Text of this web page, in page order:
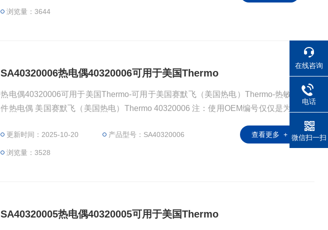
浏览量：3644
SA40320006热电偶40320006可用于美国Thermo
热电偶40320006可用于美国Thermo-可用于美国赛默飞（美国热电）Thermo-热敏元
件热电偶 美国赛默飞（美国热电）Thermo 40320006 注：使用OEM编号仅仅是为了
适用于所对应仪器。
更新时间：2025-10-20 产品型号：SA40320006
浏览量：3528
查看更多 +
SA40320005热电偶40320005可用于美国Thermo
在线咨询
电话
微信扫一扫